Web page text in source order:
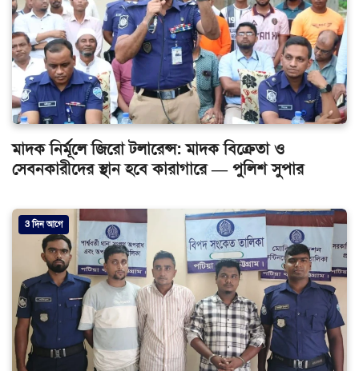
মাদক নির্মূলে জিরো টলারেন্স: মাদক বিক্রেতা ও
সেবনকারীদের স্থান হবে কারাগারে — পুলিশ সুপার
3 দিন আগে